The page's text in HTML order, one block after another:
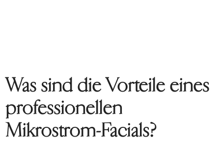
Was sind die Vorteile eines
professionellen
Mikrostrom-Facials?